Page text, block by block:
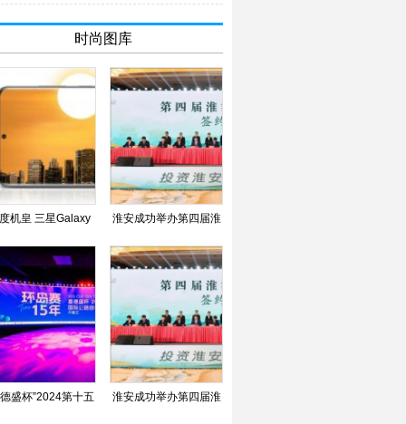
时尚图库
机皇 三星Galaxy
5G系列携诸多创新
淮安成功举办第四届淮
河华商大会211个签约
盛杯”2024第十五 淮安成功举办第四届淮